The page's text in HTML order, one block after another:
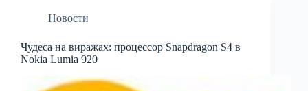
Новости
Чудеса на виражах: процессор Snapdragon S4 в
Nokia Lumia 920